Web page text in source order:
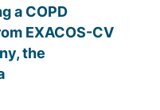
a COPD
EXACOS-CV
the